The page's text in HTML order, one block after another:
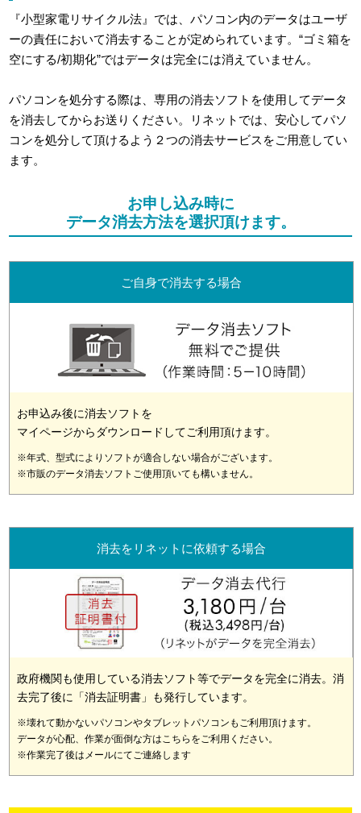
『小型家電リサイクル法』では、パソコン内のデータはユーザ
ーの責任において消去することが定められています。“ゴミ箱を
空にする/初期化”ではデータは完全には消えていません。
パソコンを処分する際は、専用の消去ソフトを使用してデータ
を消去してからお送りください。リネットでは、安心してパソ
コンを処分して頂けるよう２つの消去サービスをご用意してい
ます。
お申し込み時に
データ消去方法を選択頂けます。
ご自身で消去する場合
お申込み後に消去ソフトを
マイページからダウンロードしてご利用頂けます。
※年式、型式によりソフトが適合しない場合がございます。
※市販のデータ消去ソフトご使用頂いても構いません。
消去をリネットに依頼する場合
政府機関も使用している消去ソフト等でデータを完全に消去。消
去完了後に「消去証明書」も発行しています。
※壊れて動かないパソコンやタブレットパソコンもご利用頂けます。
データが心配、作業が面倒な方はこちらをご利用ください。
※作業完了後はメールにてご連絡します